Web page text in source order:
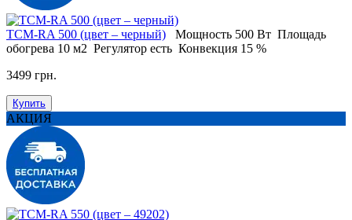
ТСM-RA 500 (цвет – черный) Мощность 500 Вт Площадь
обогрева 10 м2 Регулятор есть Конвекция 15 %
3499 грн.
Купить
АКЦИЯ